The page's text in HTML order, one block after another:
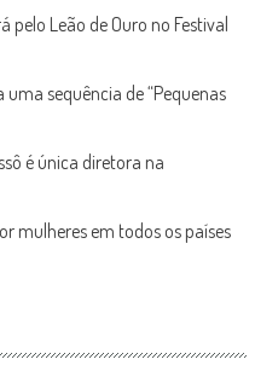
Leão de Ouro no Festival
sequência de “Pequenas
é única diretora na
mulheres em todos os países